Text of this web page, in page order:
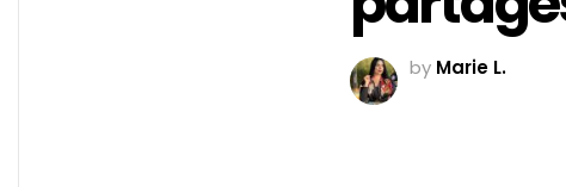
by Marie L.